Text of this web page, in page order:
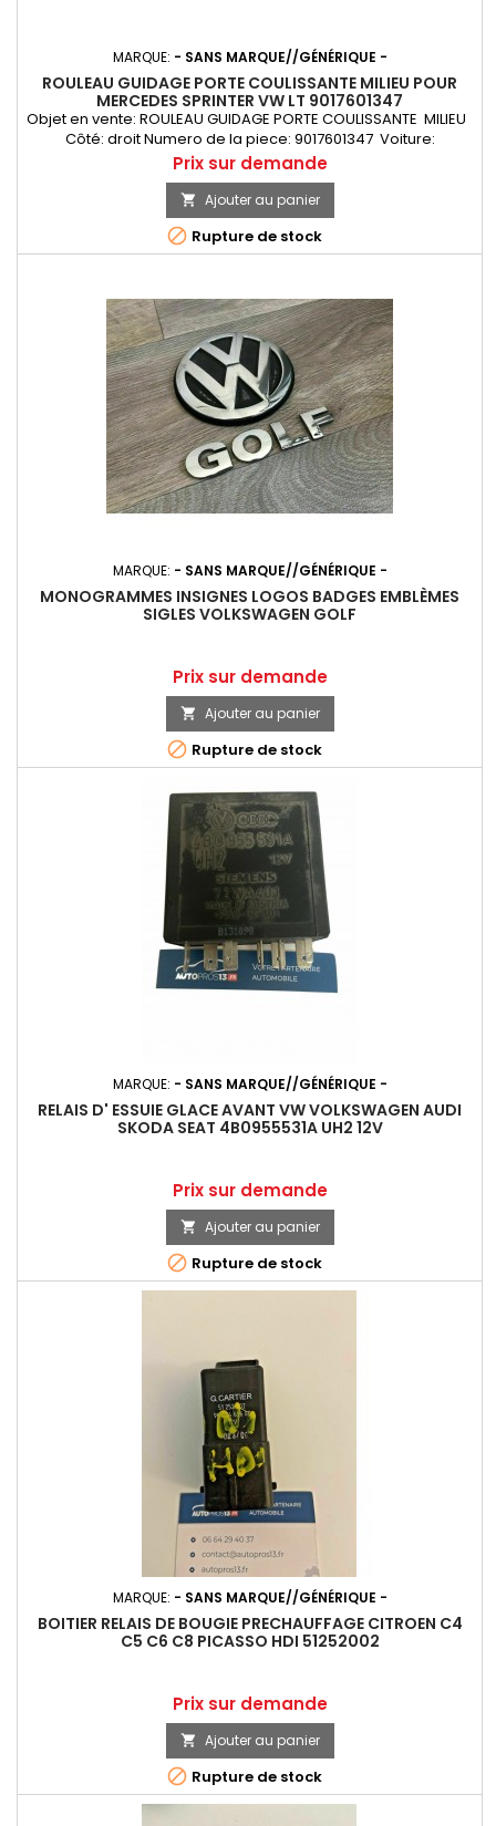
MARQUE: - SANS MARQUE//GÉNÉRIQUE -
ROULEAU GUIDAGE PORTE COULISSANTE MILIEU POUR
MERCEDES SPRINTER VW LT 9017601347
Objet en vente: ROULEAU GUIDAGE PORTE COULISSANTE MILIEU
Côté: droit Numero de la piece: 9017601347 Voiture:
Mercedes Sprinter VW LT Année de production: 1995-2006
Prix
Prix sur demande
 Ajouter au panier
 Rupture de stock
MARQUE: - SANS MARQUE//GÉNÉRIQUE -
MONOGRAMMES INSIGNES LOGOS BADGES EMBLÈMES
SIGLES VOLKSWAGEN GOLF
Prix
Prix sur demande
 Ajouter au panier
 Rupture de stock
MARQUE: - SANS MARQUE//GÉNÉRIQUE -
RELAIS D' ESSUIE GLACE AVANT VW VOLKSWAGEN AUDI
SKODA SEAT 4B0955531A UH2 12V
Prix
Prix sur demande
 Ajouter au panier
 Rupture de stock
MARQUE: - SANS MARQUE//GÉNÉRIQUE -
BOITIER RELAIS DE BOUGIE PRECHAUFFAGE CITROEN C4
C5 C6 C8 PICASSO HDI 51252002
Prix
Prix sur demande
 Ajouter au panier
 Rupture de stock